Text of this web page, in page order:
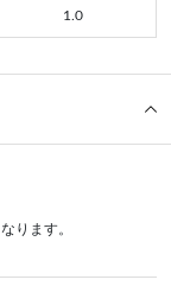
1.0
ります。